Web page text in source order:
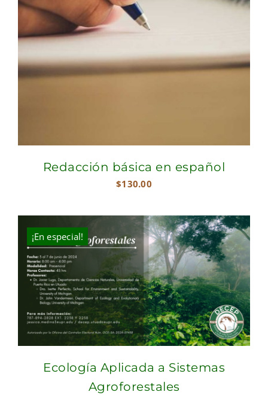
Redacción básica en español
$130.00
¡En especial!
Ecología Aplicada a Sistemas
Agroforestales